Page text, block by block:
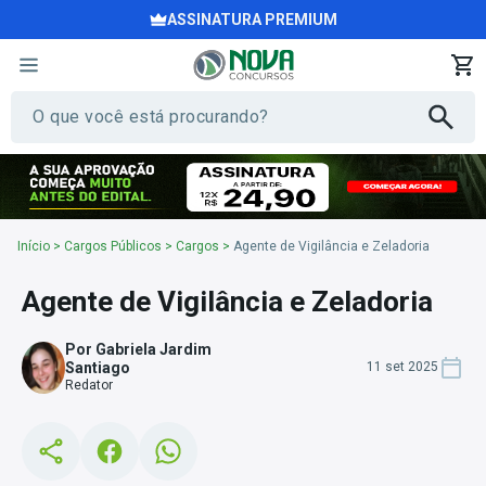
ASSINATURA PREMIUM
Início > Cargos Públicos > Cargos > Agente de Vigilância e Zeladoria
Agente de Vigilância e Zeladoria
Por Gabriela Jardim
Santiago
Redator
11 set 2025